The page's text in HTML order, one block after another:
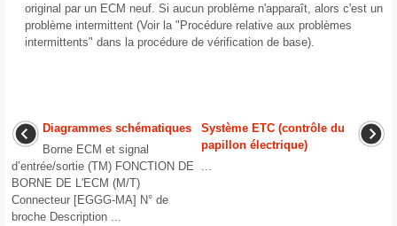
original par un ECM neuf. Si aucun problème n'apparaît, alors c'est un
problème intermittent (Voir la "Procédure relative aux problèmes
intermittents" dans la procédure de vérification de base).
Diagrammes schématiques
Borne ECM et signal
d’entrée/sortie (TM) FONCTION DE
BORNE DE L'ECM (M/T)
Connecteur [EGGG-MA] N° de
broche Description ...
Système ETC (contrôle du
papillon électrique)
...